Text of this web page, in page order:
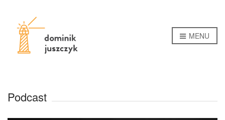
MENU
Podcast